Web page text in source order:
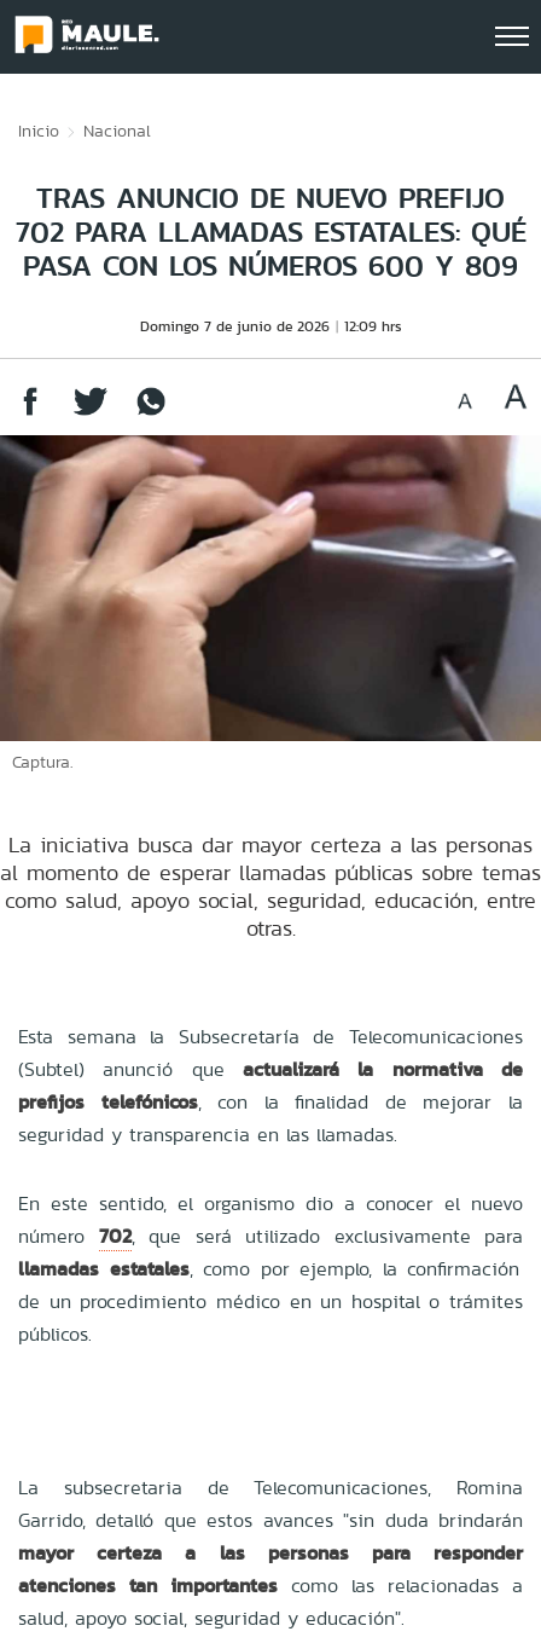
Inicio Nacional
TRAS ANUNCIO DE NUEVO PREFIJO
702 PARA LLAMADAS ESTATALES: QUÉ
PASA CON LOS NÚMEROS 600 Y 809
Domingo 7 de junio de 2026 12:09 hrs
Captura.
La iniciativa busca dar mayor certeza a las personas
al momento de esperar llamadas públicas sobre temas
como salud, apoyo social, seguridad, educación, entre
otras.
Esta semana la Subsecretaría de Telecomunicaciones
(Subtel) anunció que actualizará la normativa de
prefijos telefónicos, con la finalidad de mejorar la
seguridad y transparencia en las llamadas.
En este sentido, el organismo dio a conocer el nuevo
número 702, que será utilizado exclusivamente para
llamadas estatales, como por ejemplo, la confirmación
de un procedimiento médico en un hospital o trámites
públicos.
La subsecretaria de Telecomunicaciones, Romina
Garrido, detalló que estos avances "sin duda brindarán
mayor certeza a las personas para responder
atenciones tan importantes como las relacionadas a
salud, apoyo social, seguridad y educación".